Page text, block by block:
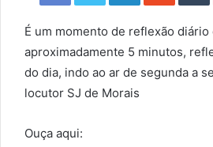
É um momento de reflexão diário
aproximadamente 5 minutos,
do dia, indo ao ar de segunda a
locutor SJ de Morais
Ouça aqui: